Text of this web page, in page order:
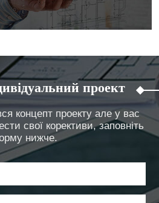
проект
концепт проекту але у вас
свої корективи, заповніть
нижче.